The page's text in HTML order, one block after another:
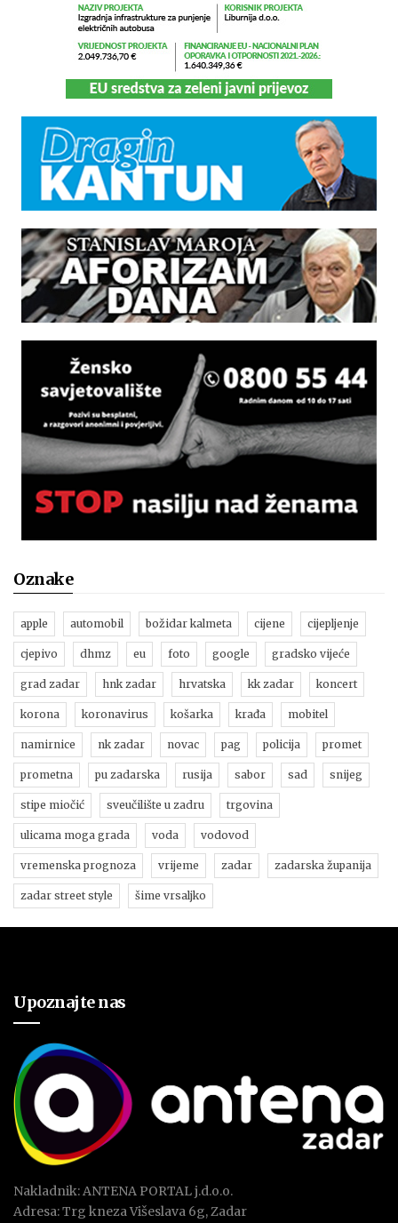
Oznake
apple automobil božidar kalmeta cijene cijepljenje
cjepivo dhmz eu foto google gradsko vijeće
grad zadar hnk zadar hrvatska kk zadar koncert
korona koronavirus košarka krađa mobitel
namirnice nk zadar novac pag policija promet
prometna pu zadarska rusija sabor sad snijeg
stipe miočić sveučilište u zadru trgovina
ulicama moga grada voda vodovod
vremenska prognoza vrijeme zadar zadarska županija
zadar street style šime vrsaljko
Upoznajte nas
Nakladnik: ANTENA PORTAL j.d.o.o.
Adresa: Trg kneza Višeslava 6g, Zadar